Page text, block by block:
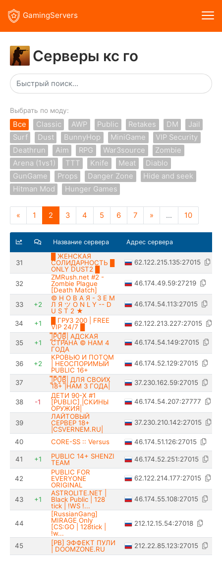
GamingServers
Серверы кс го
Выбрать по моду:
Все Classic AWP Public Retakes DM
Jail
Surf
Dust BunnyHop MiniGame
VIP Security
Deathrun
Aim RPG War3source
Zombie
Arena (1vs1)
TTT Knife Meat
Diablo
GunGame
Props Danger Zone
Hide and seek
Hitman Mod
Hunger Games
« 1 2 3 4 5 6 7 » ... 10
Название сервера Адрес сервера
31
█ ЖЕНСКАЯ
СОЛИДАРНОСТЬ █
ONLY DUST2 █
62.122.215.135:27015
32
ZMRush.net #2 -
Zombie Plague
[Death Match]
46.174.49.59:27219
33 +2
© Н О В А Я - З Е М
Л Я ツ O N L Y -- D
U S T 2 ★
46.174.54.113:27015
34 +1
█ ГРУЗ 200 | FREE
VIP 24/7 █
62.122.213.227:27015
35 +1
|͇̿P͇̿U͇̿B͇̿| AДCKAЯ
CTPAHA © HAM 4
ГOДA
46.174.54.149:27015
36 +2
KPOBЬЮ И ПOTOM
| HEОCПOPИMЫЙ
PUBLIC 16+
46.174.52.129:27015
37
|͇̿P͇̿U͇̿B͇̿| ДЛЯ СВОИХ
18+ |НАМ 3 ГОДА|
37.230.162.59:27015
38 -1
ДЕТИ 90-X #1
[PUBLIC] |СКИНЫ
ОРУЖИЯ|
46.174.54.207:27777
39
ЛАЙТОВЫЙ
CEPBEP 18+
|CSVERNEM.RU|
37.230.210.142:27015
40 CORE-SS :: Versus 46.174.51.126:27015
41 +1
PUBLIC 14+ SHENZI
TEAM
46.174.52.251:27015
42
PUBLIC FOR
EVERYONE
ORIGINAL
62.122.214.177:27015
43 +1
ASTROLITE.NET |
Black Public | 128
tick | !WS !...
46.174.55.108:27015
44
[RussianGang]
MIRAGE Only
[CS:GO | 128tick |
!w...
212.12.15.54:27018
45
[PB] ЭФФЕКТ ПУЛИ
| DOOMZONE.RU
212.22.85.123:27015